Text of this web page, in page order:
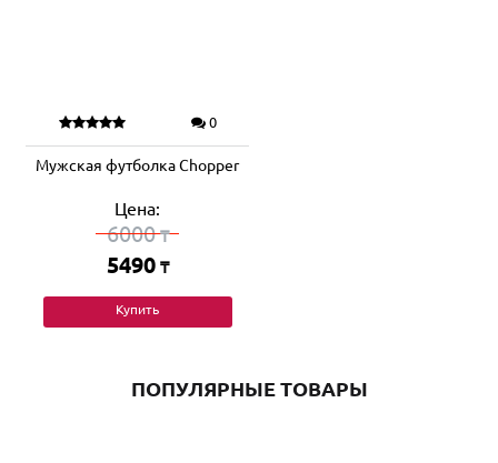
0
Мужская футболка Chopper
Цена:
6000₸
5490 ₸
Купить
ПОПУЛЯРНЫЕ ТОВАРЫ